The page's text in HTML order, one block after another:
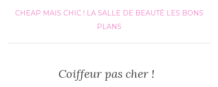
CHEAP MAIS CHIC ! LA SALLE DE BEAUTÉ LES BONS
PLANS
Coiffeur pas cher !